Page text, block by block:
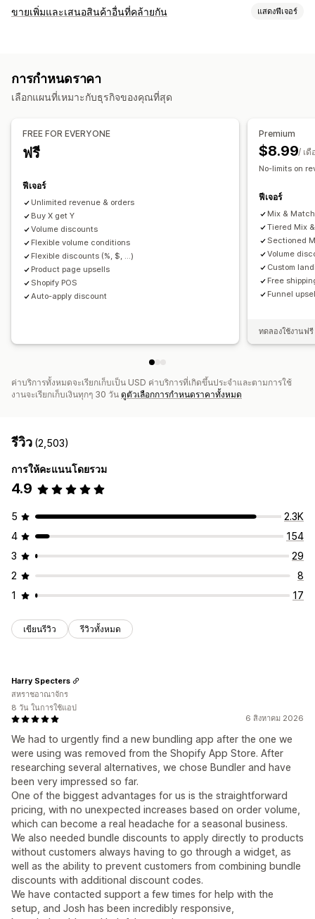
ประเภทชุดสินค้า
ชุดการเสนอสินค้าอื่นที่คล้ายกัน
สินค้าดิจิทัล
สินค้าทางกายภาพ ชุดที่กำหนดเอง
การกำหนดราคาที่ตั้งได้
การกำหนดราคาแบบคงที่
การกำหนดราคาตามปริมาณการสั่งซื้อ
ส่วนลดแบบคงที่
เปอร์เซ็นต์ส่วนลด
การสมัครใช้งาน การกำหนดราคาจำนวนมาก
การกำหนดราคาค้าส่ง
การกำหนดราคาแบบกำหนดเอง
ขายเพิ่มและเสนอสินค้าอื่นที่คล้ายกัน แสดงฟีเจอร์
ตะกร้าสินค้าแบบเลื่อนด้านข้าง
HTML ที่กำหนดเอง หลายสกุลเงิน กฎที่กำหนดเอง
ของขวัญฟรี
ซื้อเป็นชุดบ่อยๆ
การอัปเกรดการสมัครใช้งาน
การวิเคราะห์
อัตราการคลิกผ่าน อัตราคอนเวอร์ชัน
ประสิทธิภาพของคำแนะนำ
ประสิทธิภาพช่องทาง
การกำหนดราคา
เลือกแผนที่เหมาะกับธุรกิจของคุณที่สุด
FREE FOR EVERYONE
ฟรี
ฟีเจอร์
Unlimited revenue & orders
Buy X get Y
Volume discounts
Flexible volume conditions
Flexible discounts (%, $, ...)
Product page upsells
Shopify POS
Auto-apply discount
Premium
$8.99/ เดื
No-limits on
ฟีเจอร์
Mix & Match
Tiered Mix
Sectioned
Volume
Custom
Free
Funnel
ทดลองใช้งานฟ
ค่าบริการทั้งหมดจะเรียกเก็บเป็น USD ค่าบริการที่เกิดขึ้นประจำและตามการใช้
งานจะเรียกเก็บเงินทุกๆ 30 วัน ดูตัวเลือกการกำหนดราคาทั้งหมด
รีวิว (2,503)
การให้คะแนนโดยรวม
4.9
5
2.3K
4
154
3
29
2
8
1
17
เขียนรีวิว รีวิวทั้งหมด
6 สิงหาคม 2026
We had to urgently find a new bundling app after the one we
were using was removed from the Shopify App Store. After
researching several alternatives, we chose Bundler and have
been very impressed so far.
One of the biggest advantages for us is the straightforward
pricing, with no unexpected increases based on order volume,
which can become a real headache for a seasonal business.
We also needed bundle discounts to apply directly to products
without customers always having to go through a widget, as
well as the ability to prevent customers from combining bundle
discounts with additional discount codes.
We have contacted support a few times for help with the
setup, and Josh has been incredibly responsive,
Harry Specters
สหราชอาณาจักร
8 วัน ในการใช้แอป